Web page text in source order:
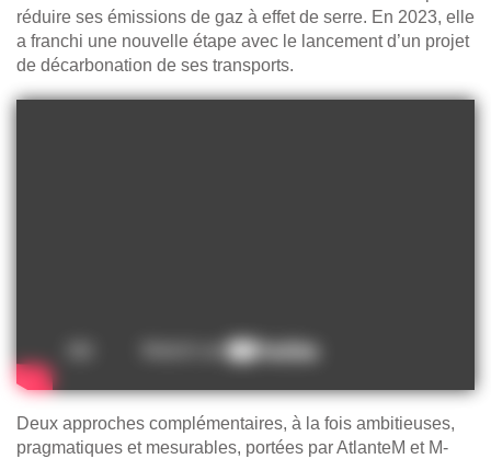
réduire ses émissions de gaz à effet de serre. En 2023, elle
a franchi une nouvelle étape avec le lancement d’un projet
de décarbonation de ses transports.
Deux approches complémentaires, à la fois ambitieuses,
pragmatiques et mesurables, portées par AtlanteM et M-